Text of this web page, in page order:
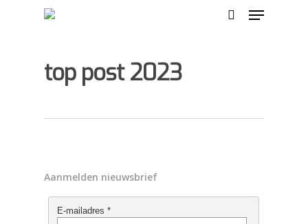
Hit enter to search or ESC to close
top post 2023
Aanmelden nieuwsbrief